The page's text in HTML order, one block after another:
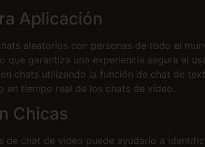
Aplicación
aleatorios con personas de todo el
que garantiza una experiencia segura al
chats utilizando la función de chat de
en tiempo real de los chats de vídeo.
Chicas
de chat de video puede ayudarlo a